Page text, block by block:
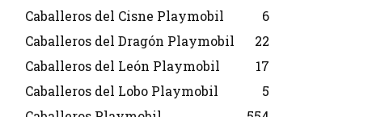
Caballeros del Cisne Playmobil
6
Caballeros del Dragón Playmobil
22
Caballeros del León Playmobil
17
Caballeros del Lobo Playmobil
5